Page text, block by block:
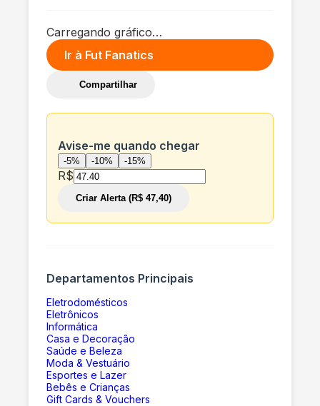
Carregando gráfico…
Ir à Fut Fanatics
Compartilhar
Avise-me quando chegar
-5% -10% -15%
R$
Criar Alerta (R$ 47,40)
Departamentos Principais
Eletrodomésticos
Eletrônicos
Informática
Casa e Decoração
Saúde e Beleza
Moda & Vestuário
Esportes e Lazer
Bebês e Crianças
Gift Cards & Vouchers